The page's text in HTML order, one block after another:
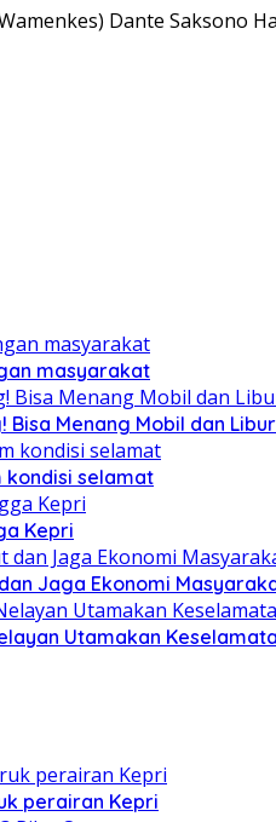
Dante
masyarakat
Menang Mobil dan
kondisi selamat
Kepri
Jaga Ekonomi
Utamakan
perairan Kepri